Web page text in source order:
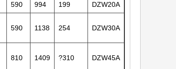
590 994 199 DZW20A
590 1138 254 DZW30A
810 1409 ?310 DZW45A